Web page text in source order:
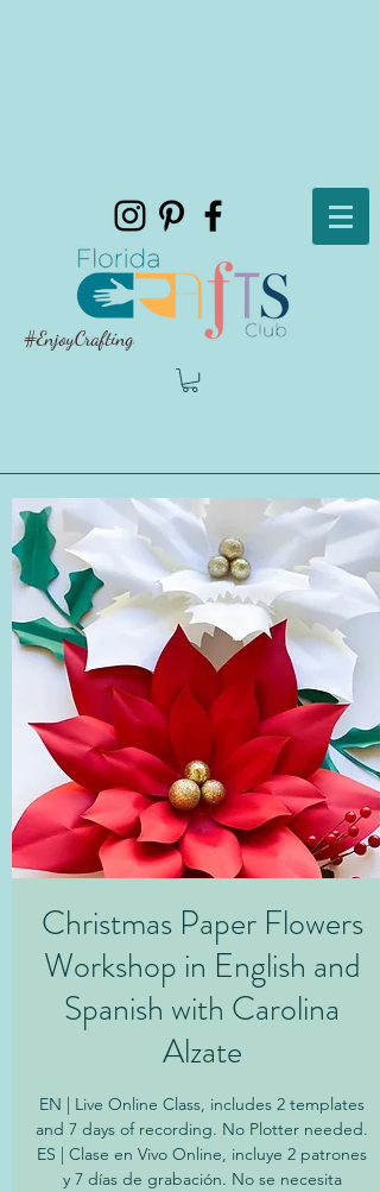
#EnjoyCrafting
Christmas Paper Flowers
Workshop in English and
Spanish with Carolina
Alzate
EN | Live Online Class, includes 2 templates
and 7 days of recording. No Plotter needed.
ES | Clase en Vivo Online, incluye 2 patrones
y 7 días de grabación. No se necesita